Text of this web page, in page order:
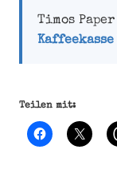
Timos
Kaffeekasse
Teilen mit: